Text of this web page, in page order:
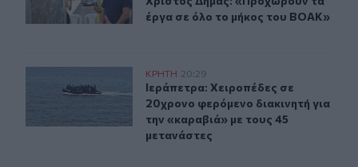
έργα σε όλο το μήκος του ΒΟΑΚ»
Ιεράπετρα: Χειροπέδες σε 20χρονο φερόμενο
ΚΡΗΤΗ 20:29
Ιεράπετρα: Χειροπέδες σε
Ιεράπετρα: Χειροπέδες σε
20χρονο φερόμενο διακινητή για
την «καραβιά» με τους 45
μετανάστες